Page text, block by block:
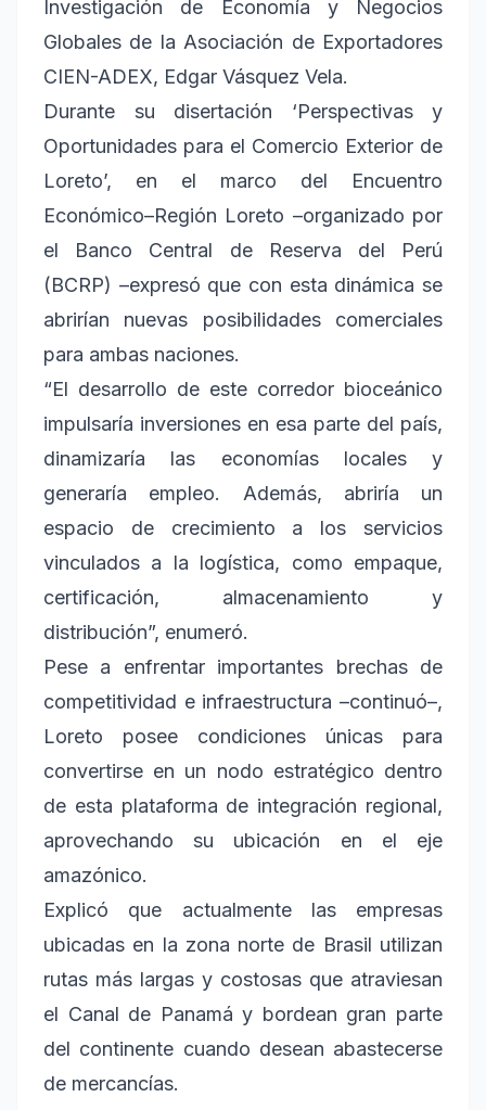
Investigación de Economía y Negocios
Globales de la Asociación de Exportadores
CIEN-ADEX, Edgar Vásquez Vela.
Durante su disertación ‘Perspectivas y
Oportunidades para el Comercio Exterior de
Loreto’, en el marco del Encuentro
Económico–Región Loreto –organizado por
el Banco Central de Reserva del Perú
(BCRP) –expresó que con esta dinámica se
abrirían nuevas posibilidades comerciales
para ambas naciones.
“El desarrollo de este corredor bioceánico
impulsaría inversiones en esa parte del país,
dinamizaría las economías locales y
generaría empleo. Además, abriría un
espacio de crecimiento a los servicios
vinculados a la logística, como empaque,
certificación, almacenamiento y
distribución”, enumeró.
Pese a enfrentar importantes brechas de
competitividad e infraestructura –continuó–,
Loreto posee condiciones únicas para
convertirse en un nodo estratégico dentro
de esta plataforma de integración regional,
aprovechando su ubicación en el eje
amazónico.
Explicó que actualmente las empresas
ubicadas en la zona norte de Brasil utilizan
rutas más largas y costosas que atraviesan
el Canal de Panamá y bordean gran parte
del continente cuando desean abastecerse
de mercancías.